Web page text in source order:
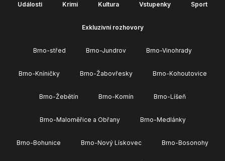
Události Krimi Kultura Vstupenky Sport
Exkluzivní rozhovory
Brno-střed Brno-Jundrov Brno-Vinohrady
Brno-Kníničky Brno-Žabovřesky Brno-Kohoutovice
Brno-Žebětín Brno-Komín Brno-Líšeň
Brno-Maloměřice a Obřany Brno-Medlánky
Brno-Bohunice Brno-Nový Lískovec Brno-Bosonohy